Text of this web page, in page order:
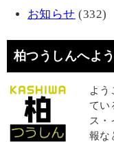
お知らせ (332)
柏つうしんへよ
よう
てい
ス・
報な